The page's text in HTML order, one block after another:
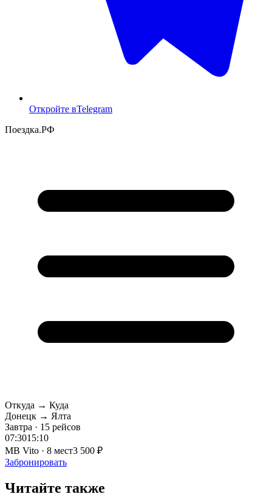
Откройте вTelegram
Поездка.РФ
Откуда → Куда
Донецк → Ялта
Завтра · 15 рейсов
07:3015:10
MB Vito · 8 мест3 500 ₽
Забронировать
Читайте также